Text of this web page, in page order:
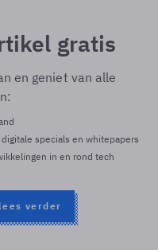
gratis
en geniet van alle
specials en whitepapers
in en rond tech
verder